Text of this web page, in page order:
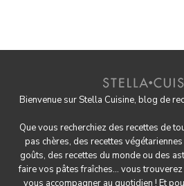
Bienvenue sur Stella Cuisine, blog de
Que vous recherchiez des recettes de
pas chères, des recettes végétariennes
goûts, des recettes du monde ou des
fairevos pâtes fraîches... vous
vous accompagner au quotidien ! Et